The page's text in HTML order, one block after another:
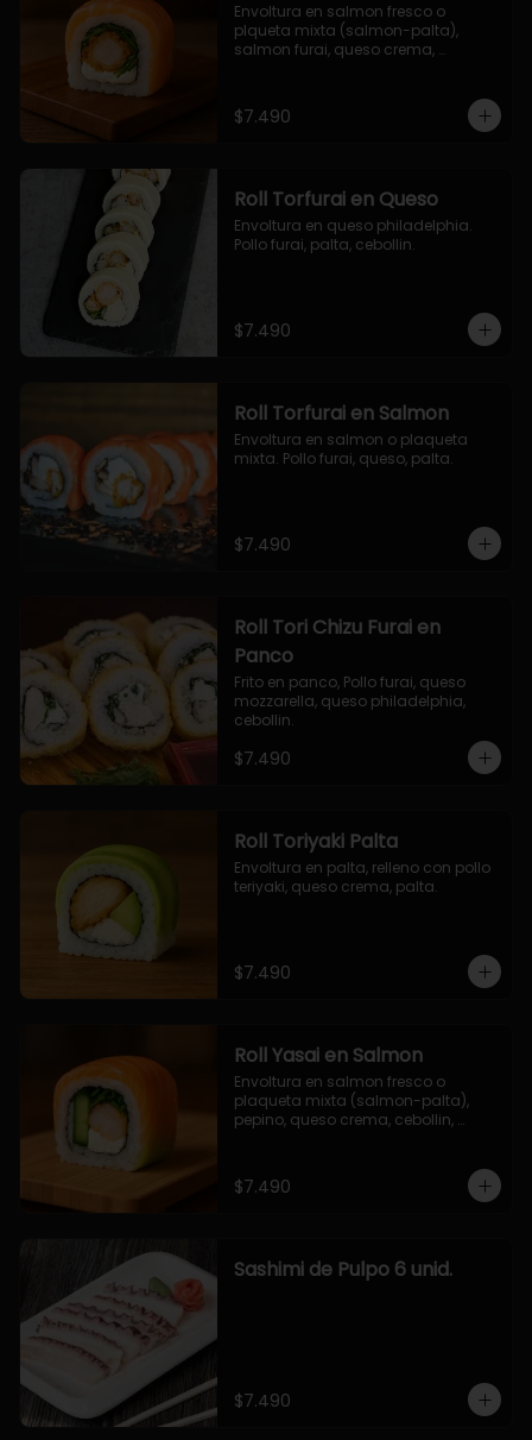
Envoltura en salmon fresco o
plqueta mixta (salmon-palta),
salmon furai, queso crema,
$7.490
Roll Torfurai en Queso
Envoltura en queso philadelphia.
Pollo furai, palta, cebollin.
$7.490
Roll Torfurai en Salmon
Envoltura en salmon o plaqueta
mixta. Pollo furai, queso, palta.
$7.490
Roll Tori Chizu Furai en
Panco
Frito en panco, Pollo furai, queso
mozzarella, queso philadelphia,
cebollin.
$7.490
Roll Toriyaki Palta
Envoltura en palta, relleno con pollo
teriyaki, queso crema, palta.
$7.490
Roll Yasai en Salmon
Envoltura en salmon fresco o
plaqueta mixta (salmon-palta),
pepino, queso crema, cebollin,
$7.490
Sashimi de Pulpo 6 unid.
$7.490